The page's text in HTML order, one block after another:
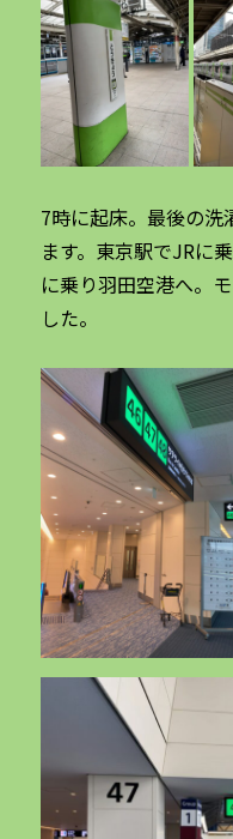
7時に起床。最後の洗
ます。東京駅でJRに
に乗り羽田空港へ。
した。